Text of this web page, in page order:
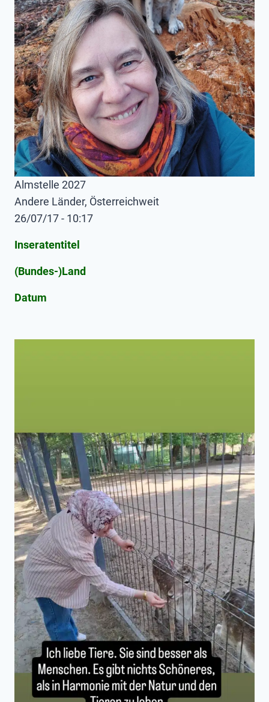
Almstelle 2027
Andere Länder, Österreichweit
26/07/17 - 10:17
Inseratentitel
(Bundes-)Land
Datum